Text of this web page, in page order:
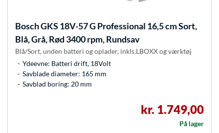
BoschGKS 18V-57 G Professional 16,5 cm Sort,
Blå, Grå, Rød 3400 rpm, Rundsav
Blå/Sort, unden batteri og oplader, inkls.LBOXX og værktøj
Ydeevne: Batteri drift, 18Volt
Savblade diameter: 165 mm
Savblad boring: 20 mm
kr. 1.749,00
På lager